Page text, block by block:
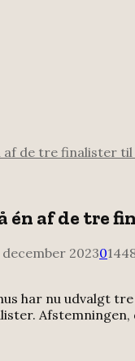
af de tre finalister
én af de tre
december 20230
har nu udvalgt